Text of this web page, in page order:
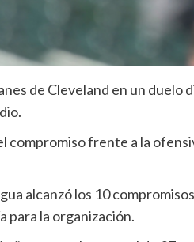
de Cleveland en un
compromiso frente a la
alcanzó los 10
para la organización.